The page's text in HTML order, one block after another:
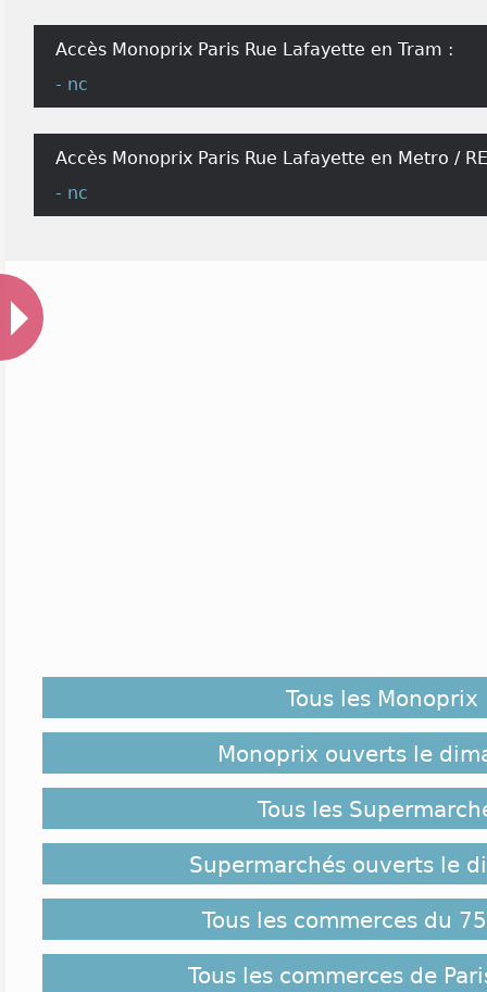
Accès Monoprix Paris Rue Lafayette en Tram :
- nc
Accès Monoprix Paris Rue Lafayette en Metro /
- nc
Tous les Monoprix
Monoprix ouverts le
Tous les
Supermarchés ouverts le
Tous les commerces du
Tous les commerces de